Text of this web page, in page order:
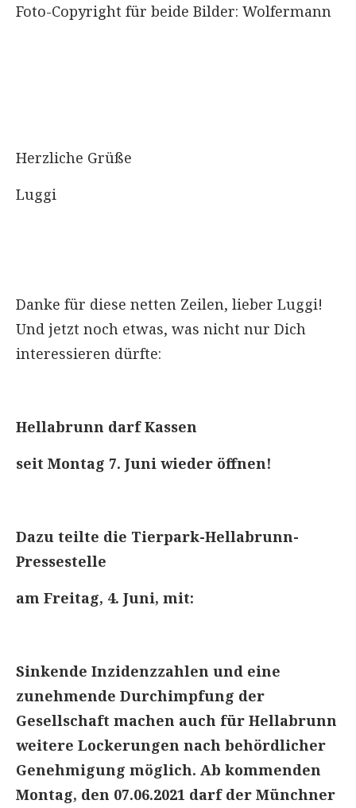
Foto-Copyright für beide Bilder: Wolfermann
Herzliche Grüße
Luggi
Danke für diese netten Zeilen, lieber Luggi!
Und jetzt noch etwas, was nicht nur Dich
interessieren dürfte:
Hellabrunn darf Kassen
seit Montag 7. Juni wieder öffnen!
Dazu teilte die Tierpark-Hellabrunn-
Pressestelle
am Freitag, 4. Juni, mit:
Sinkende Inzidenzzahlen und eine
zunehmende Durchimpfung der
Gesellschaft machen auch für Hellabrunn
weitere Lockerungen nach behördlicher
Genehmigung möglich. Ab kommenden
Montag, den 07.06.2021 darf der Münchner